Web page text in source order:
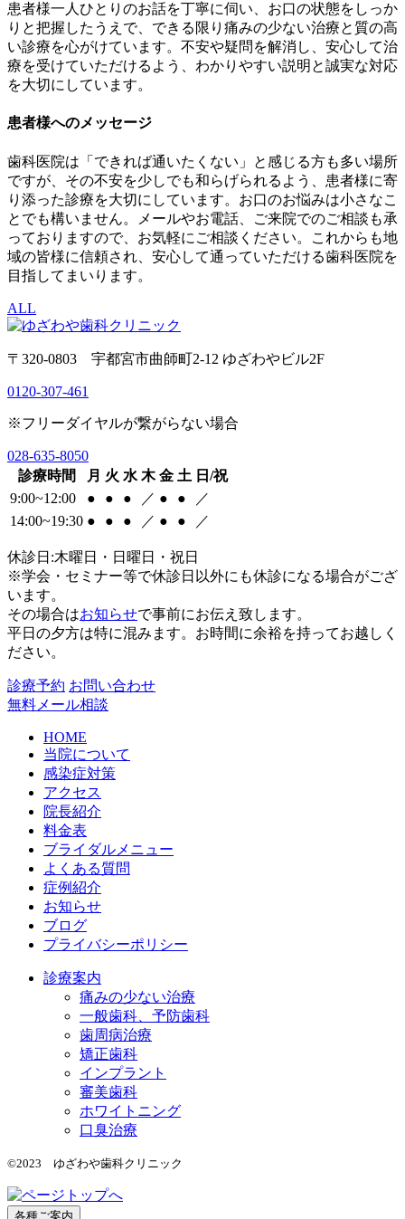
患者様一人ひとりのお話を丁寧に伺い、お口の状態をしっか
りと把握したうえで、できる限り痛みの少ない治療と質の高
い診療を心がけています。不安や疑問を解消し、安心して治
療を受けていただけるよう、わかりやすい説明と誠実な対応
を大切にしています。
患者様へのメッセージ
歯科医院は「できれば通いたくない」と感じる方も多い場所
ですが、その不安を少しでも和らげられるよう、患者様に寄
り添った診療を大切にしています。お口のお悩みは小さなこ
とでも構いません。メールやお電話、ご来院でのご相談も承
っておりますので、お気軽にご相談ください。これからも地
域の皆様に信頼され、安心して通っていただける歯科医院を
目指してまいります。
ALL
〒320-0803 宇都宮市曲師町2-12 ゆざわやビル2F
0120-307-461
※フリーダイヤルが繋がらない場合
028-635-8050
診療時間
月 火 水 木 金 土 日/祝
9:00~12:00
● ● ● ／ ● ●
／
14:00~19:30 ● ● ● ／ ● ● ／
休診日:木曜日・日曜日・祝日
※学会・セミナー等で休診日以外にも休診になる場合がござ
います。
その場合はお知らせで事前にお伝え致します。
平日の夕方は特に混みます。お時間に余裕を持ってお越しく
ださい。
診療予約 お問い合わせ
無料メール相談
HOME
当院について
感染症対策
アクセス
院長紹介
料金表
ブライダルメニュー
よくある質問
症例紹介
お知らせ
ブログ
プライバシーポリシー
診療案内
痛みの少ない治療
一般歯科、予防歯科
歯周病治療
矯正歯科
インプラント
審美歯科
ホワイトニング
口臭治療
©2023 ゆざわや歯科クリニック
各種ご案内